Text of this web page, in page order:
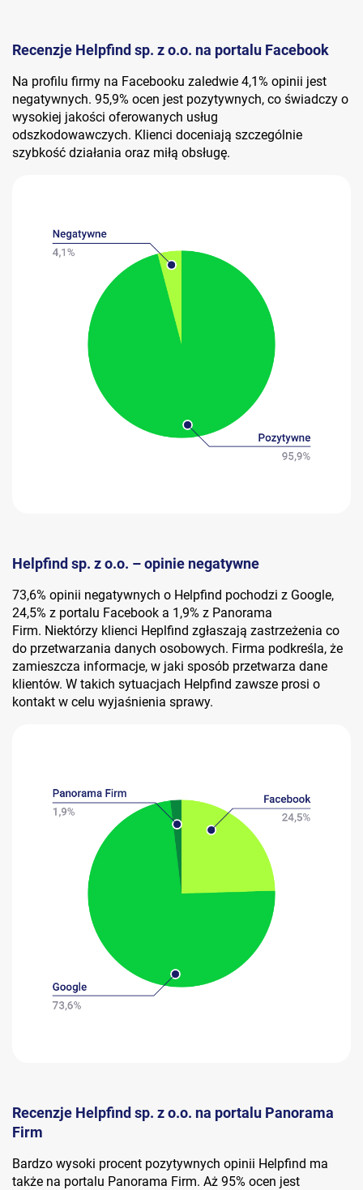
Recenzje Helpfind sp. z o.o. na portalu Facebook
Na profilu firmy na Facebooku zaledwie 4,1% opinii jest
negatywnych. 95,9% ocen jest pozytywnych, co świadczy o
wysokiej jakości oferowanych usług
odszkodowawczych. Klienci doceniają szczególnie
szybkość działania oraz miłą obsługę.
Helpfind sp. z o.o. – opinie negatywne
73,6% opinii negatywnych o Helpfind pochodzi z Google,
24,5% z portalu Facebook a 1,9% z Panorama
Firm. Niektórzy klienci Heplfind zgłaszają zastrzeżenia co
do przetwarzania danych osobowych. Firma podkreśla, że
zamieszcza informacje, w jaki sposób przetwarza dane
klientów. W takich sytuacjach Helpfind zawsze prosi o
kontakt w celu wyjaśnienia sprawy.
Recenzje Helpfind sp. z o.o. na portalu Panorama
Firm
Bardzo wysoki procent pozytywnych opinii Helpfind ma
także na portalu Panorama Firm. Aż 95% ocen jest